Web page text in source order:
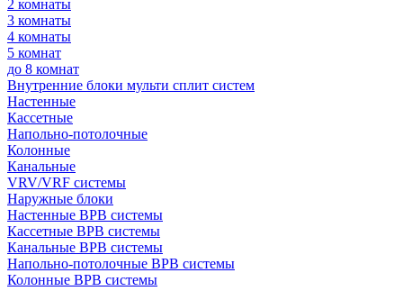
2 комнаты
3 комнаты
4 комнаты
5 комнат
до 8 комнат
Внутренние блоки мульти сплит систем
Настенные
Кассетные
Напольно-потолочные
Колонные
Канальные
VRV/VRF системы
Наружные блоки
Настенные ВРВ системы
Кассетные ВРВ системы
Канальные ВРВ системы
Напольно-потолочные ВРВ системы
Колонные ВРВ системы